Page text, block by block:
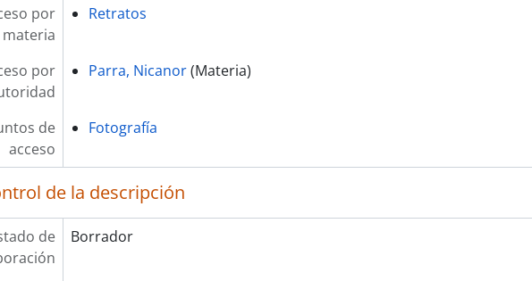
por
materia
Retratos
por
Parra, Nicanor(Materia)
de
acceso
Fotografía
de la descripción
de
Borrador